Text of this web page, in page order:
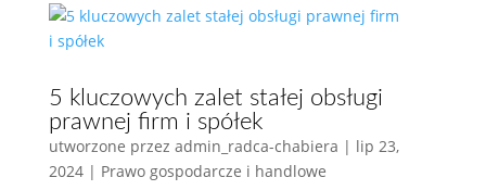
5 kluczowych zalet stałej obsługi
prawnej firm i spółek
utworzone przez admin_radca-chabiera | lip 23,
2024| Prawo gospodarcze i handlowe